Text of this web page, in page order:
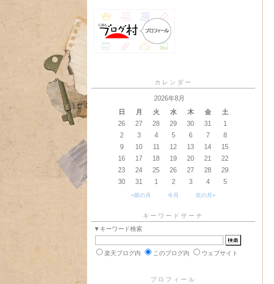
カレンダー
2026年8月
日
月 火 水 木 金
土
26
27 28 29 30 31
1
2
3 4 5 6 7
8
9
10 11 12 13 14
15
16
17 18 19 20 21
22
23
24 25 26 27 28
29
30
31 1 2 3 4 5
<前の月 今月 次の月>
キーワードサーチ
▼キーワード検索
楽天ブログ内 このブログ内 ウェブサイト
プロフィール